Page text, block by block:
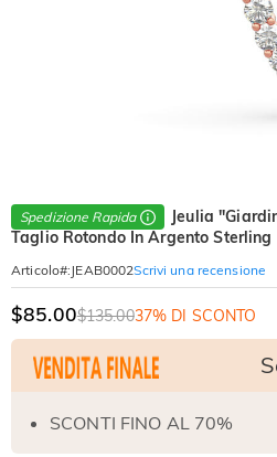
Spedizione Rapida
Jeulia
Taglio Rotondo In Argento Sterling
Articolo#: JEAB0002Scrivi una recensione
$85.00$135.0037% DI SCONTO
SCONTI FINO AL 70%